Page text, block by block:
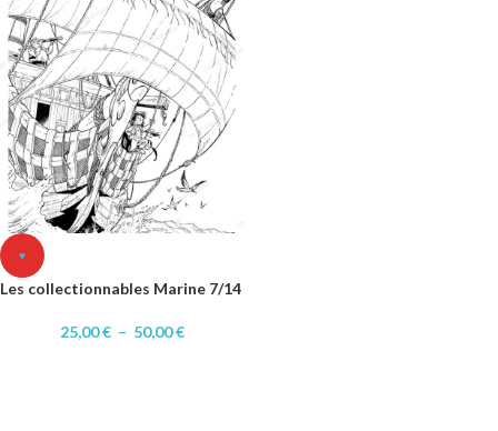
♥
Les collectionnables Marine 7/14
25,00€ – 50,00€